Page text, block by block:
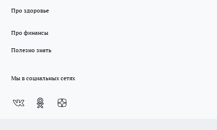
Про здоровье
Про финансы
Полезно знать
Мы в социальных сетях